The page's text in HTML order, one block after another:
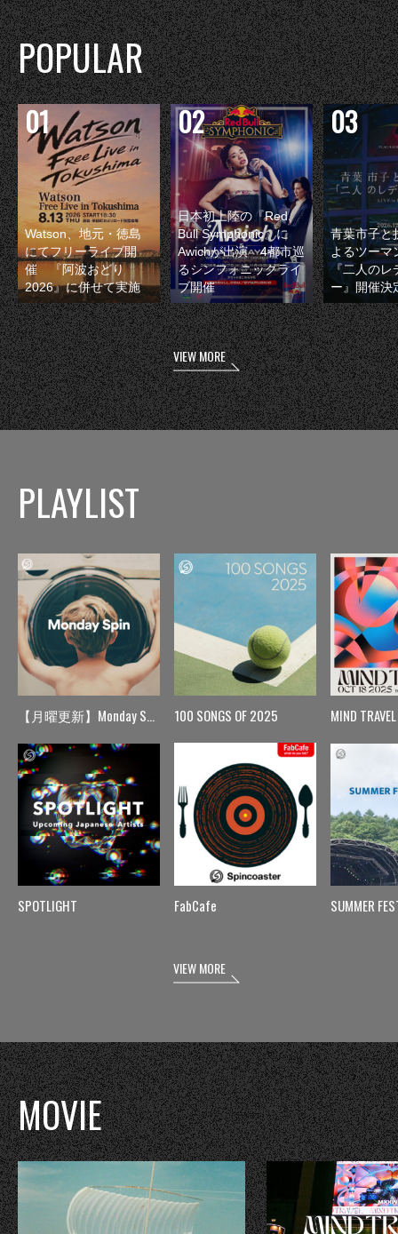
POPULAR
Watson、地元・徳島
にてフリーライブ開
催 『阿波おどり
2026』に併せて実施
日本初上陸の『Red
Bull Symphonic』に
Awichが出演 4都市巡
るシンフォニックライ
ブ開催
青葉市子と
よるツーマ
『二人のレ
ー』開催決
VIEW MORE
PLAYLIST
【月曜更新】Monday Spin
SPOTLIGHT
100 SONGS OF 2025
FabCafe
MIND TRAVEL
SUMMER
VIEW MORE
MOVIE